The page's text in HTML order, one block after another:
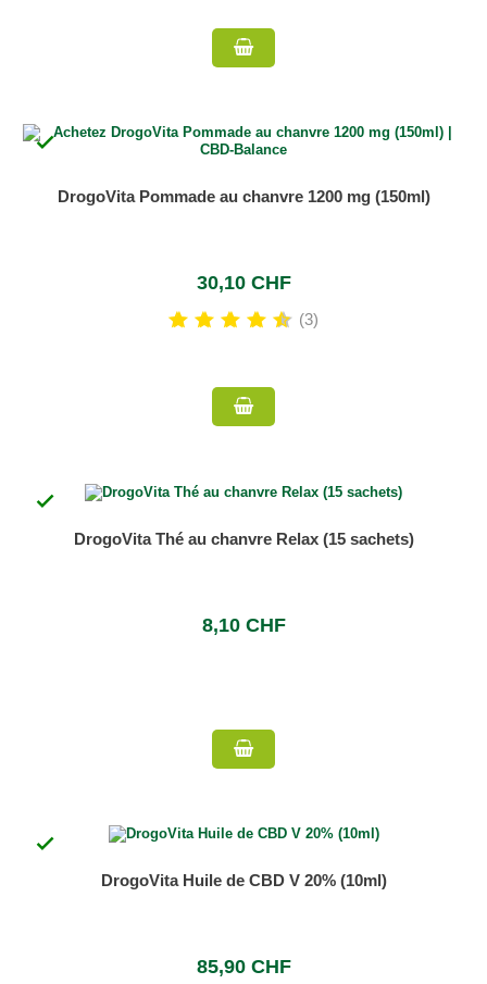

DrogoVita Pommade au chanvre 1200 mg (150ml)
30,10 CHF
(3)

DrogoVita Thé au chanvre Relax (15 sachets)
8,10 CHF

DrogoVita Huile de CBD V 20% (10ml)
85,90 CHF